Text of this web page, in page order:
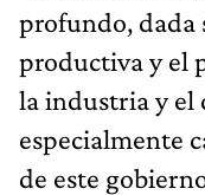
profundo, dada
productiva y el
la industria y el
especialmente
de este